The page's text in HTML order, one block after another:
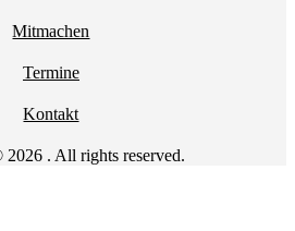
Mitmachen
Termine
Kontakt
. All rights reserved.